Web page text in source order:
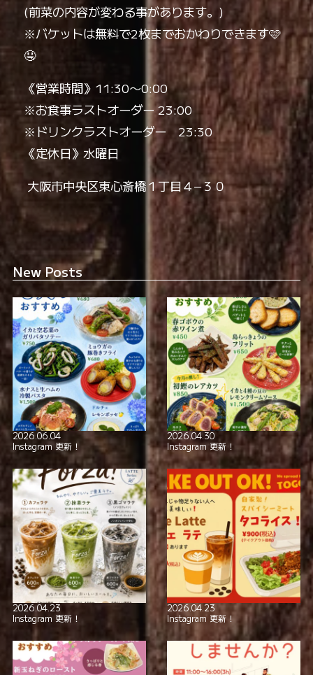
smoking_rooms 全席喫煙可
極上の美酒と
本格イタリアン！
(前菜の内容が変わる事があります。)
※バケットは無料で2枚までおかわりできます🩷
🤤
《営業時間》11:30〜0:00
※お食事ラストオーダー 23:00
※ドリンクラストオーダー 23:30
《定休日》水曜日
️ 大阪市中央区東心斎橋１丁目４−３０
New Posts
2026.06.04
Instagram 更新！
2026.04.30
Instagram 更新！
2026.04.23
Instagram 更新！
2026.04.23
Instagram 更新！